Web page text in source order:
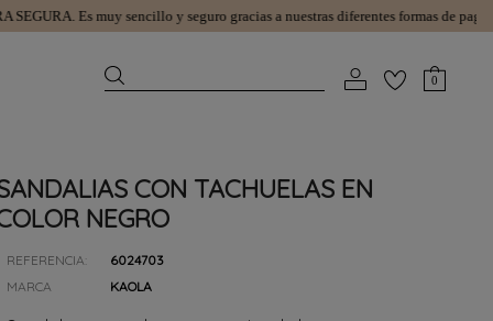
Es muy sencillo y seguro gracias a nuestras diferentes formas de pago.
0
CON TACHUELAS EN
NEGRO
REFERENCIA:
6024703
MARCA
KAOLA